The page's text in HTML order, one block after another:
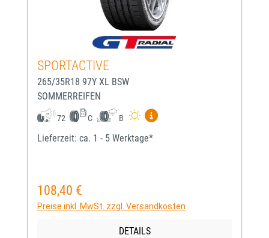
SPORTACTIVE
265/35R18 97Y XL BSW
SOMMERREIFEN
72 C B
Mehr Informationen zum
Lieferzeit: ca. 1 - 5 Werktage*
Regulärer Preis:
108,40 €
Preise inkl. MwSt. zzgl. Versandkosten
DETAILS